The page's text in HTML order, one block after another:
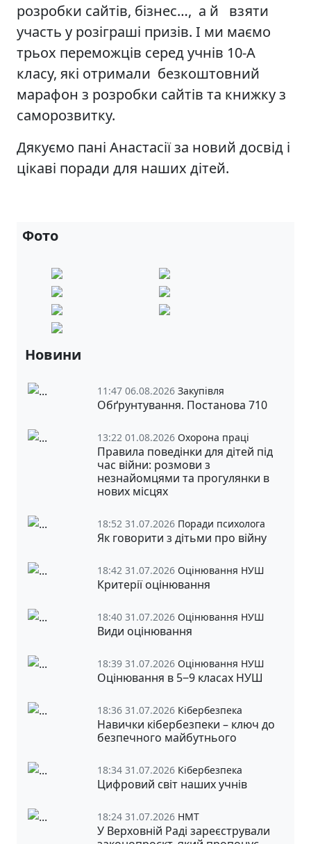
розробки сайтів, бізнес…, а й взяти
участь у розіграші призів. І ми маємо
трьох переможців серед учнів 10-А
класу, які отримали безкоштовний
марафон з розробки сайтів та книжку з
саморозвитку.
Дякуємо пані Анастасії за новий досвід і
цікаві поради для наших дітей.
Фото
Новини
11:47 06.08.2026 Закупівля
Обґрунтування. Постанова 710
13:22 01.08.2026 Охорона праці
Правила поведінки для дітей під
час війни: розмови з
незнайомцями та прогулянки в
нових місцях
18:52 31.07.2026 Поради психолога
Як говорити з дітьми про війну
18:42 31.07.2026 Оцінювання НУШ
Критерії оцінювання
18:40 31.07.2026 Оцінювання НУШ
Види оцінювання
18:39 31.07.2026 Оцінювання НУШ
Оцінювання в 5‒9 класах НУШ
18:36 31.07.2026 Кібербезпека
Навички кібербезпеки – ключ до
безпечного майбутнього
18:34 31.07.2026 Кібербезпека
Цифровий світ наших учнів
18:24 31.07.2026 НМТ
У Верховній Раді зареєстрували